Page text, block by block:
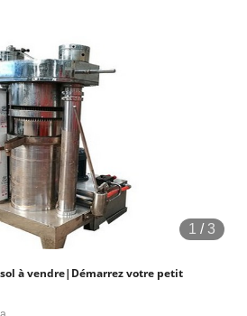
1 /3
à vendre|Démarrez votre petit